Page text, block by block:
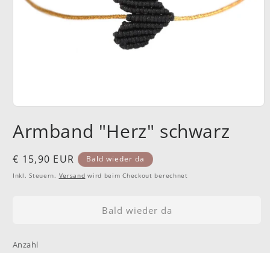
in
Modal
Armband "Herz" schwarz
Normaler
Preis
€ 15,90 EUR Bald wieder da
Inkl. Steuern. Versand wird beim Checkout berechnet
Bald wieder da
Anzahl
Anzahl